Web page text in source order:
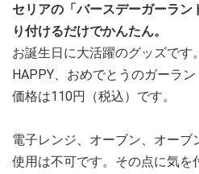
セリアの「バースデーガーラ
り付けるだけでかんたん。
お誕生日に大活躍のグッズです
HAPPY、おめでとうのガーラン
価格は110円（税込）です。
電子レンジ、オーブン、オー
使用は不可です。その点に気を